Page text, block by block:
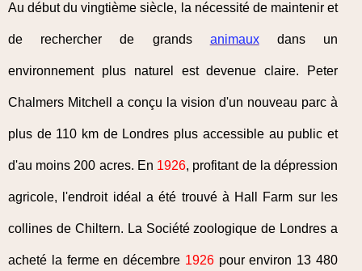
Au début du vingtième siècle, la nécessité de maintenir et
de rechercher de grands animauxdans un
environnement plus naturel est devenue claire. Peter
Chalmers Mitchell a conçu la vision d'un nouveau parc à
plus de 110 km de Londres plus accessible au public et
d'au moins 200 acres. En 1926, profitant de la dépression
agricole, l'endroit idéal a été trouvé à Hall Farm sur les
collines de Chiltern. La Société zoologique de Londres a
acheté la ferme en décembre 1926pour environ 13 480